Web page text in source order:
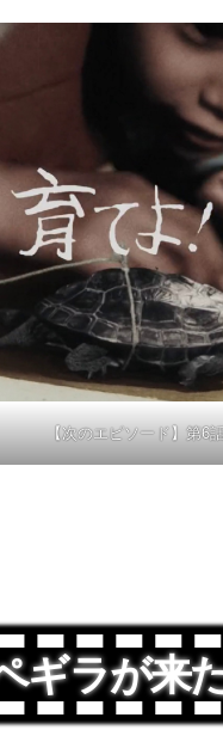
【次のエピソード】第6
ギラが来